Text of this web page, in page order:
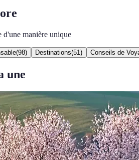
d'une manière unique
(98) Destinations(51 ) Conseils de
une